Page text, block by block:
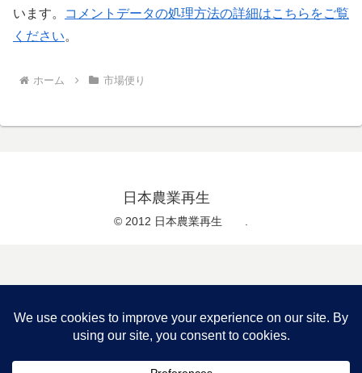
います。
コメントデータの処理方法の詳細はこちらをご覧
ください。
ホーム 市場便り
日本農業再生
© 2012 日本農業再生 .